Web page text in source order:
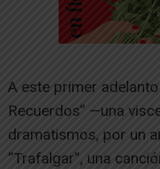
A este primer
Recuerdos” —una
dramatismos, por un
“Trafalgar”, una